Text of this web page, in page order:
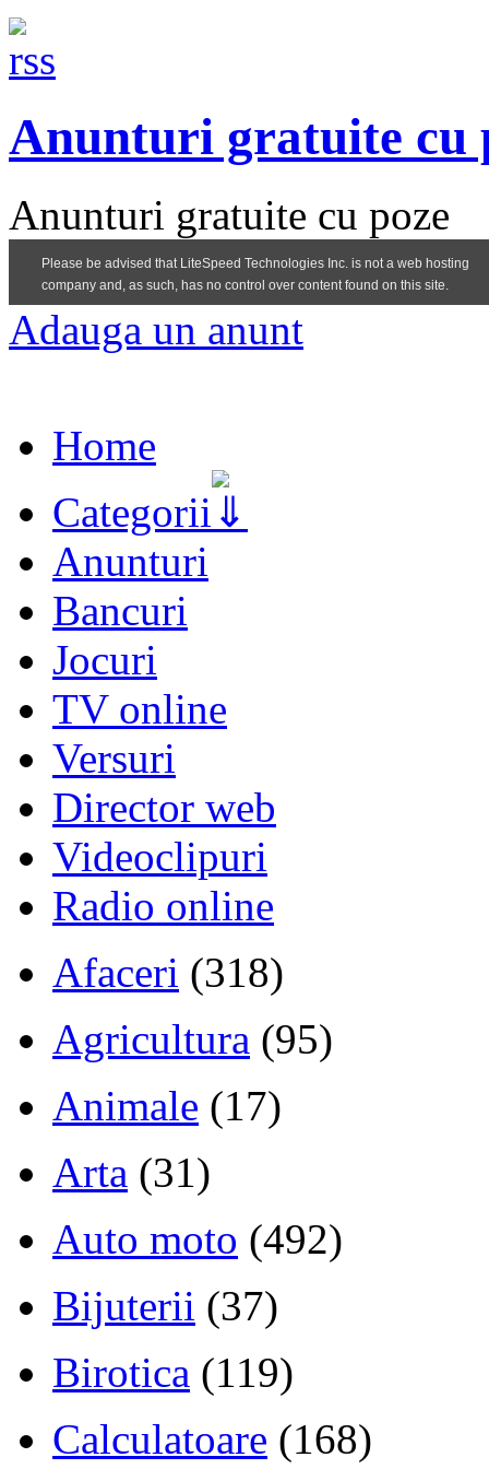
Anunturi gratuite cu
Anunturi gratuite cu poze
Adauga un anunt
Home
Categorii
Anunturi
Bancuri
Jocuri
TV online
Versuri
Director web
Videoclipuri
Radio online
Afaceri (318)
Agricultura (95)
Animale (17)
Arta (31)
Auto moto (492)
Bijuterii (37)
Birotica (119)
Calculatoare (168)